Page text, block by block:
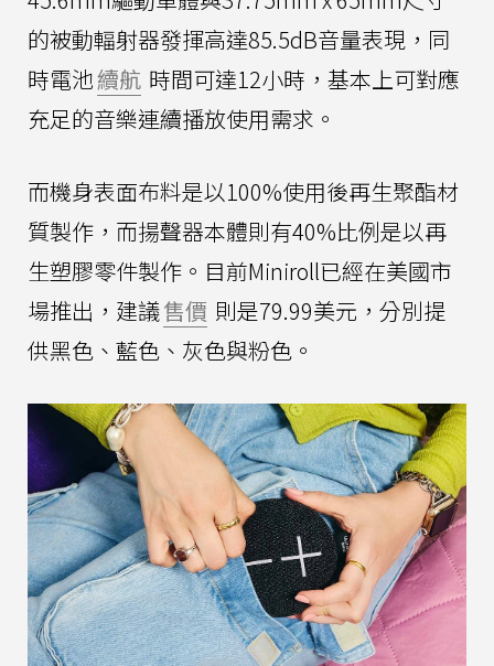
的被動輻射器發揮高達85.5dB音量表現，同
時電池續航 時間可達12小時，基本上可對應
充足的音樂連續播放使用需求。
而機身表面布料是以100%使用後再生聚酯材
質製作，而揚聲器本體則有40%比例是以再
生塑膠零件製作。目前Miniroll已經在美國市
場推出，建議售價 則是79.99美元，分別提
供黑色、藍色、灰色與粉色。